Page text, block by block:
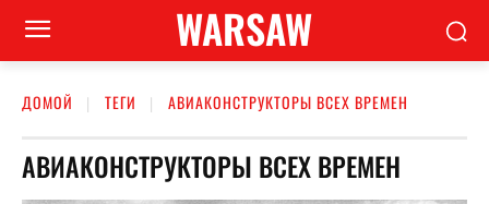
WARSAW
ДОМОЙ ТЕГИ АВИАКОНСТРУКТОРЫ ВСЕХ ВРЕМЕН
АВИАКОНСТРУКТОРЫ ВСЕХ ВРЕМЕН